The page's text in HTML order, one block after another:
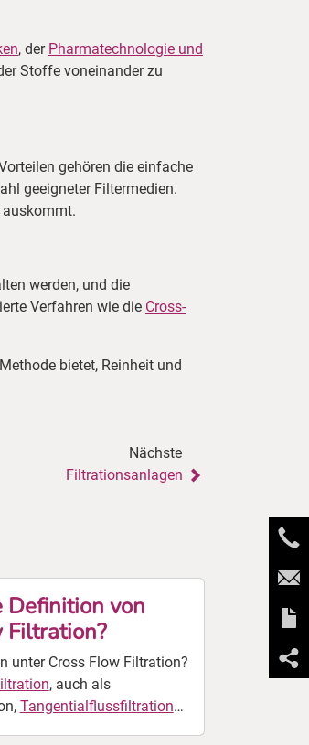
, der Pharmatechnologie und
Stoffe voneinander zu
gehören die einfache
geeigneter Filtermedien.
werden, und die
Verfahren wie die Cross-
bietet, Reinheit und
Nächste
Filtrationsanlagen
Definition von
Filtration?
unter Cross Flow Filtration?
, auch als
Tangentialflussfiltration